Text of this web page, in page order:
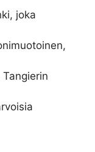
joka